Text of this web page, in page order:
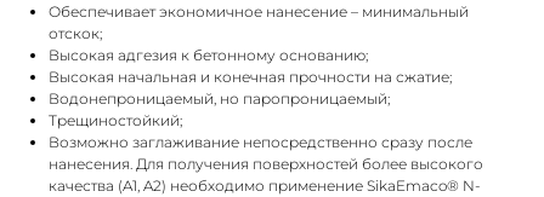
Обеспечивает экономичное нанесение – минимальный
отскок;
Высокая адгезия к бетонному основанию;
Высокая начальная и конечная прочности на сжатие;
Водонепроницаемый, но паропроницаемый;
Трещиностойкий;
Возможно заглаживание непосредственно сразу после
нанесения. Для получения поверхностей более высокого
качества (A1, A2) необходимо применение SikaEmaco® N-